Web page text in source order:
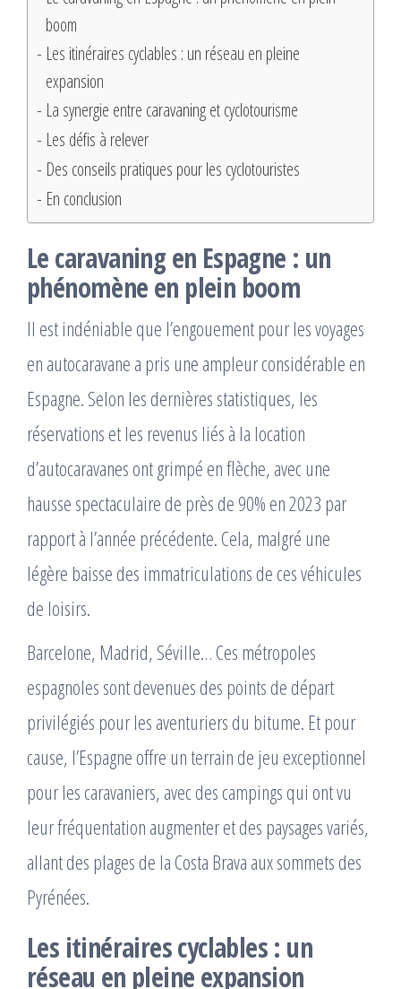
boom
Les itinéraires cyclables : un réseau en pleine
expansion
La synergie entre caravaning et cyclotourisme
Les défis à relever
Des conseils pratiques pour les cyclotouristes
En conclusion
Le caravaning en Espagne : un
phénomène en plein boom
Il est indéniable que l’engouement pour les voyages
en autocaravane a pris une ampleur considérable en
Espagne. Selon les dernières statistiques, les
réservations et les revenus liés à la location
d’autocaravanes ont grimpé en flèche, avec une
hausse spectaculaire de près de 90% en 2023 par
rapport à l’année précédente. Cela, malgré une
légère baisse des immatriculations de ces véhicules
de loisirs.
Barcelone, Madrid, Séville… Ces métropoles
espagnoles sont devenues des points de départ
privilégiés pour les aventuriers du bitume. Et pour
cause, l’Espagne offre un terrain de jeu exceptionnel
pour les caravaniers, avec des campings qui ont vu
leur fréquentation augmenter et des paysages variés,
allant des plages de la Costa Brava aux sommets des
Pyrénées.
Les itinéraires cyclables : un
réseau en pleine expansion